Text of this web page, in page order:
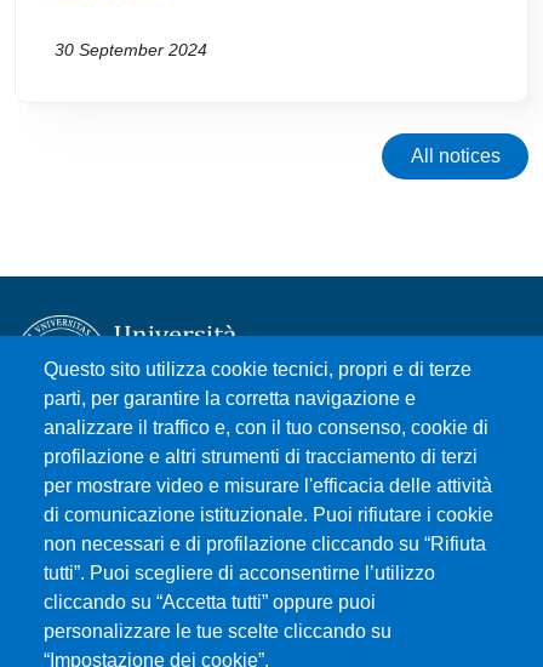
30 September 2024
All notices
Questo sito utilizza cookie tecnici, propri e di terze
parti, per garantire la corretta navigazione e
analizzare il traffico e, con il tuo consenso, cookie di
profilazione e altri strumenti di tracciamento di terzi
per mostrare video e misurare l'efficacia delle attività
di comunicazione istituzionale. Puoi rifiutare i cookie
non necessari e di profilazione cliccando su “Rifiuta
tutti”. Puoi scegliere di acconsentirne l’utilizzo
cliccando su “Accetta tutti” oppure puoi
personalizzare le tue scelte cliccando su
“Impostazione dei cookie”.
Università degli Studi di Messina
Piazza Pugliatti, 1 - 98122 Messina
Cod. Fiscale 80004070837
P.IVA 00724160833
Centralino: 090 676 1
MENÙ SOCIAL